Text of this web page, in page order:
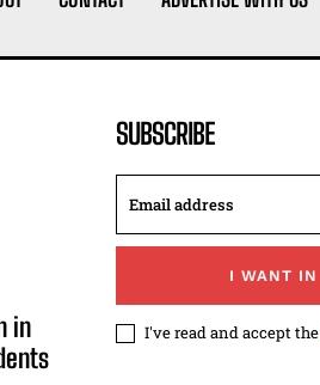
in
SUBSCRIBE
I WANT IN
I've read and accept the